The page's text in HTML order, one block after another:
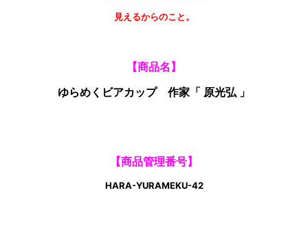
見えるからのこと。
【商品名】
ゆらめくビアカップ 作家「 原光弘 」
【商品管理番号】
HARA-YURAMEKU-42